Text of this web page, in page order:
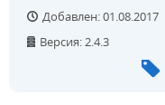
Добавлен: 01.08.2017
Версия: 2.4.3